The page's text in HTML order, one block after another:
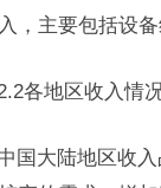
，主要包括设
各地区收入情
国大陆地区收